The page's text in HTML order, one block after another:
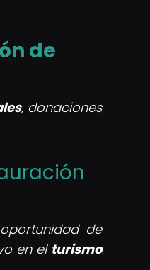
de
, donaciones
de
en el turismo